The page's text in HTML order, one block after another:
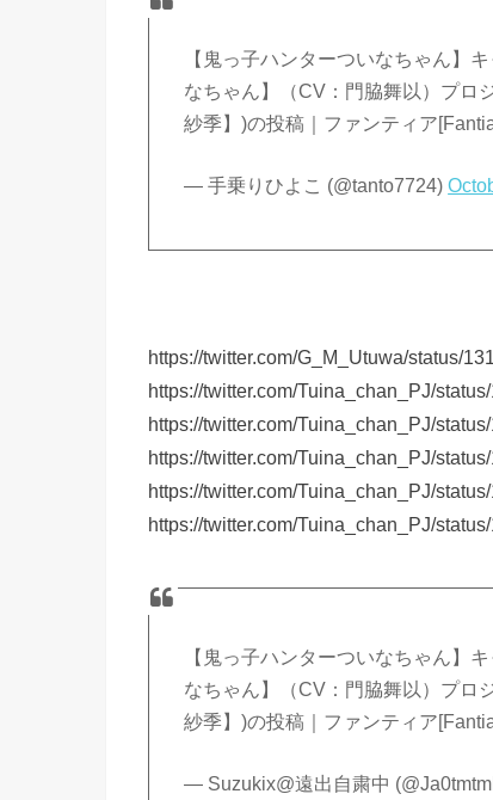
【鬼っ子ハンターついなちゃん】
なちゃん】（CV：門脇舞以）プロ
紗季】)の投稿｜ファンティア
— 手乗りひよこ (@tanto7724)
https://twitter.com/G_M_Utuwa/status/
https://twitter.com/Tuina_chan_PJ/
https://twitter.com/Tuina_chan_PJ/
https://twitter.com/Tuina_chan_PJ/
https://twitter.com/Tuina_chan_PJ/
https://twitter.com/Tuina_chan_PJ/
【鬼っ子ハンターついなちゃん】
なちゃん】（CV：門脇舞以）プロ
紗季】)の投稿｜ファンティア
— Suzukix@遠出自粛中